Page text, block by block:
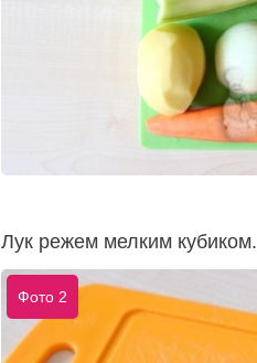
Лук режем мелким кубиком.
Фото 2